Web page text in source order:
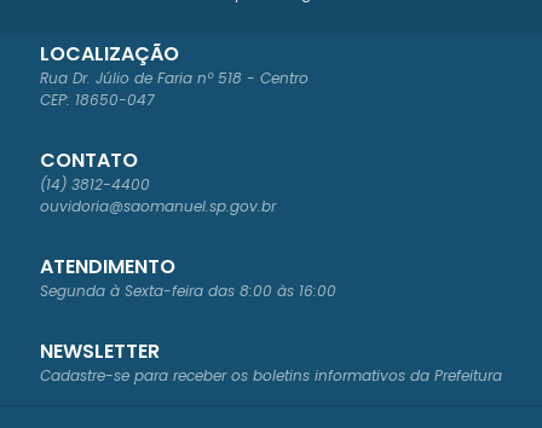
LOCALIZAÇÃO
Rua Dr. Júlio de Faria nº 518 - Centro
CEP: 18650-047
CONTATO
(14) 3812-4400
ouvidoria@saomanuel.sp.gov.br
ATENDIMENTO
Segunda à Sexta-feira das 8:00 às 16:00
NEWSLETTER
Cadastre-se para receber os boletins informativos da Prefeitura